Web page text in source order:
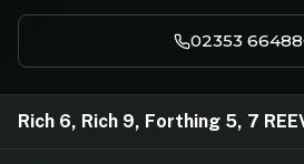
02353
Rich 6, Rich 9, Forthing 5, 7